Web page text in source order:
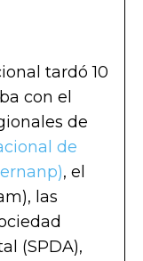
tardó 10
con el
de
de
, el
las
(SPDA),